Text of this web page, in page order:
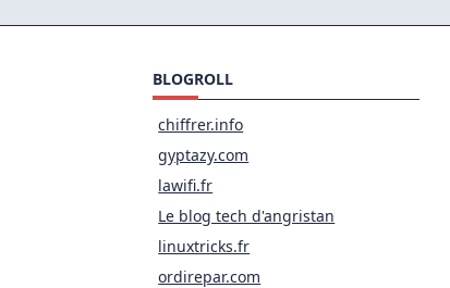
BLOGROLL
chiffrer.info
gyptazy.com
lawifi.fr
Le blog tech d'angristan
linuxtricks.fr
ordirepar.com